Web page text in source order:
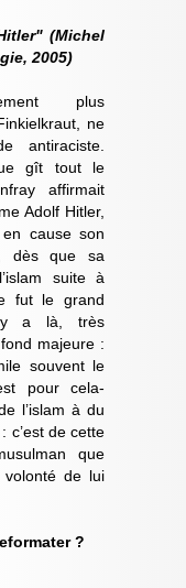
(Michel
2005)
plus
ne
antiraciste.
gît tout le
affirmait
Adolf Hitler,
cause son
dès que sa
suite à
fut le grand
y a là, très
majeure :
souvent le
pour cela-
l’islam à du
c’est de cette
que
de lui
?